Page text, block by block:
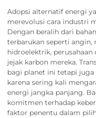
Adopsi alternatif energi
merevolusi cara industri
Dengan beralih dari
terbarukan seperti angin,
hidroelektrik, perusahaan
jejak karbon mereka.
bagi planet ini tetapi juga
karena sering kali
energi jangka panjang.
komitmen terhadap
faktor penentu dalam